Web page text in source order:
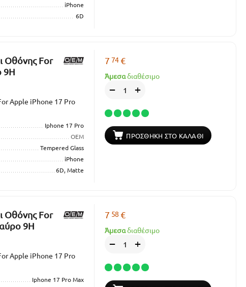
iPhone
6D
Οθόνης For
9H
Apple iPhone 17 Pro
Iphone 17 Pro
OEM
Tempered Glass
iPhone
6D, Matte
7 74€
Άμεσαδιαθέσιμο
+
−
ΠΡΟΣΘΉΚΗ ΣΤΟ ΚΑΛΆΘΙ
Οθόνης For
9H
Apple iPhone 17 Pro
Iphone 17 Pro Max
7 58 €
Άμεσαδιαθέσιμο
+
−